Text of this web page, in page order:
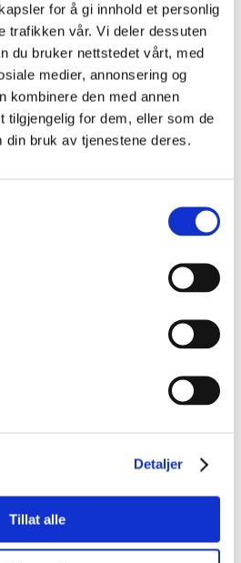
for å gi innhold et personlig
trafikken vår. Vi deler dessuten
du bruker nettstedet vårt, med
medier, annonsering og
kombinere den med annen
tilgjengelig for dem, eller som de
din bruk av tjenestene deres.
Detaljer
Tillat alle
på Regobs
klimadata på SeNorge